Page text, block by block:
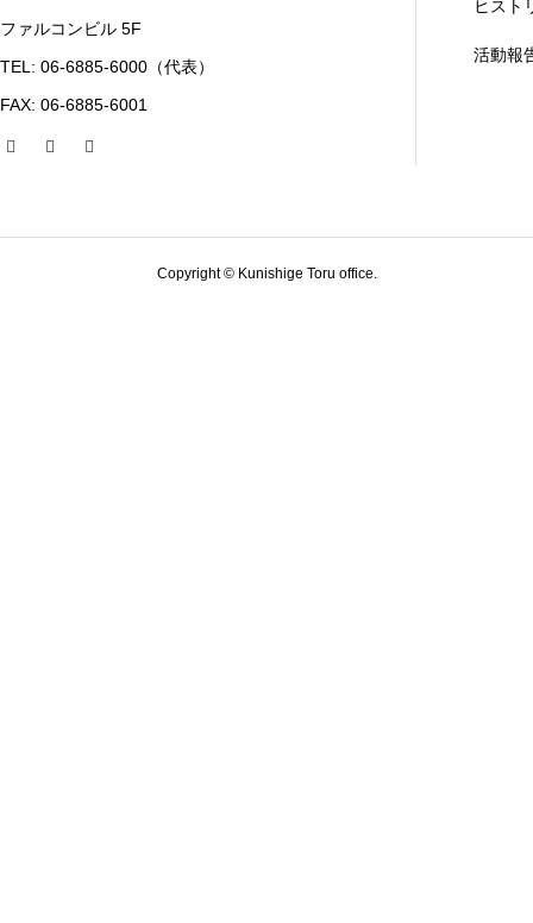
ファルコンビル 5F
TEL: 06-6885-6000（代表）
FAX: 06-6885-6001
ヒスト
活動報
Copyright © Kunishige Toru office.